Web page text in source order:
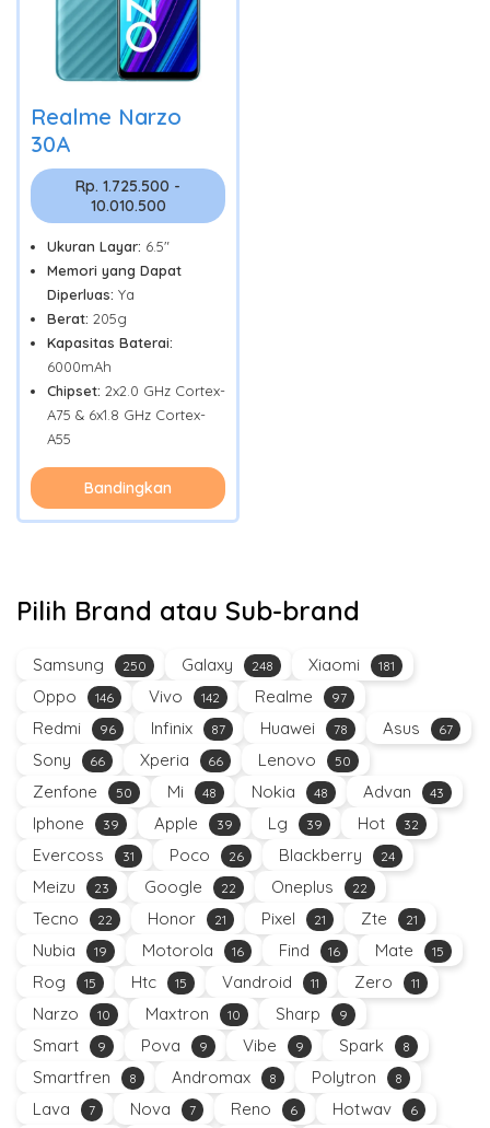
Realme Narzo
30A
Rp. 1.725.500 -
10.010.500
Ukuran Layar: 6.5"
Memori yang Dapat
Diperluas: Ya
Berat: 205g
Kapasitas Baterai:
6000mAh
Chipset: 2x2.0 GHz Cortex-
A75 & 6x1.8 GHz Cortex-
A55
Bandingkan
Pilih Brand atau Sub-brand
Samsung 250 Galaxy 248 Xiaomi 181
Oppo 146 Vivo 142 Realme 97
Redmi 96 Infinix 87 Huawei 78 Asus 67
Sony 66 Xperia 66 Lenovo 50
Zenfone 50 Mi 48 Nokia 48 Advan 43
Iphone 39 Apple 39 Lg 39 Hot 32
Evercoss 31 Poco 26 Blackberry 24
Meizu 23 Google 22 Oneplus 22
Tecno 22 Honor 21 Pixel 21 Zte 21
Nubia 19 Motorola 16 Find 16 Mate 15
Rog 15 Htc 15 Vandroid 11 Zero 11
Narzo 10 Maxtron 10 Sharp 9
Smart 9 Pova 9 Vibe 9 Spark 8
Smartfren 8 Andromax 8 Polytron 8
Lava 7 Nova 7 Reno 6 Hotwav 6